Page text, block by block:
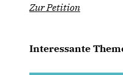
Zur Petition
Interessante